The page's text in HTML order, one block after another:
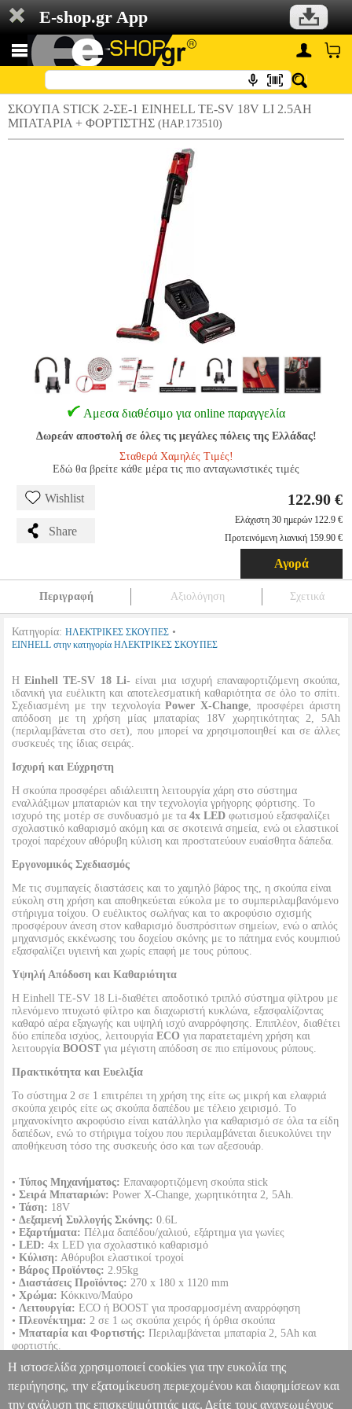
E-shop.gr App
ΣΚΟΥΠΑ STICK 2-ΣΕ-1 EINHELL TE-SV 18V LI 2.5AH
ΜΠΑΤΑΡΙΑ + ΦΟΡΤΙΣΤΗΣ (HAP.173510)
Αμεσα διαθέσιμο για online παραγγελία
Δωρεάν αποστολή σε όλες τις μεγάλες πόλεις της Ελλάδας!
Σταθερά Χαμηλές Τιμές!
Εδώ θα βρείτε κάθε μέρα τις πιο ανταγωνιστικές τιμές
Wishlist
Share
122.90 €
Ελάχιστη 30 ημερών 122.9 €
Προτεινόμενη λιανική 159.90 €
Αγορά
Περιγραφή Αξιολόγηση Σχετικά
Κατηγορία: ΗΛΕΚΤΡΙΚΕΣ ΣΚΟΥΠΕΣ •
EINHELL στην κατηγορία ΗΛΕΚΤΡΙΚΕΣ ΣΚΟΥΠΕΣ
ΗEinhell TE-SV 18 Li- είναι μια ισχυρή επαναφορτιζόμενη σκούπα,
ιδανική για ευέλικτη και αποτελεσματική καθαριότητα σε όλο το σπίτι.
Σχεδιασμένη με την τεχνολογίαPower X-Change, προσφέρει άριστη
απόδοση με τη χρήση μίας μπαταρίας 18V χωρητικότητας 2, 5Ah
(περιλαμβάνεται στο σετ), που μπορεί να χρησιμοποιηθεί και σε άλλες
συσκευές της ίδιας σειράς.
Ισχυρή και Εύχρηστη
Η σκούπα προσφέρει αδιάλειπτη λειτουργία χάρη στο σύστημα
εναλλάξιμων μπαταριών και την τεχνολογία γρήγορης φόρτισης. Το
ισχυρό της μοτέρ σε συνδυασμό με τα 4x LED φωτισμού εξασφαλίζει
σχολαστικό καθαρισμό ακόμη και σε σκοτεινά σημεία, ενώ οι ελαστικοί
τροχοί παρέχουν αθόρυβη κύλιση και προστατεύουν ευαίσθητα δάπεδα.
Εργονομικός Σχεδιασμός
Με τις συμπαγείς διαστάσεις και το χαμηλό βάρος της, η σκούπα είναι
εύκολη στη χρήση και αποθηκεύεται εύκολα με το συμπεριλαμβανόμενο
στήριγμα τοίχου. Ο ευέλικτος σωλήνας και το ακροφύσιο σχισμής
προσφέρουν άνεση στον καθαρισμό δυσπρόσιτων σημείων, ενώ ο απλός
μηχανισμός εκκένωσης του δοχείου σκόνης με το πάτημα ενός κουμπιού
εξασφαλίζει υγιεινή και χωρίς επαφή με τους ρύπους.
Υψηλή Απόδοση και Καθαριότητα
Η Einhell TE-SV 18 Li-διαθέτει αποδοτικό τριπλό σύστημα φίλτρου με
πλενόμενο πτυχωτό φίλτρο και διαχωριστή κυκλώνα, εξασφαλίζοντας
καθαρό αέρα εξαγωγής και υψηλή ισχύ αναρρόφησης. Επιπλέον, διαθέτει
δύο επίπεδα ισχύος, λειτουργία ECO για παρατεταμένη χρήση και
λειτουργία BOOST για μέγιστη απόδοση σε πιο επίμονους ρύπους.
Πρακτικότητα και Ευελιξία
Το σύστημα 2 σε 1 επιτρέπει τη χρήση της είτε ως μικρή και ελαφριά
σκούπα χειρός είτε ως σκούπα δαπέδου με τέλειο χειρισμό. Το
μηχανοκίνητο ακροφύσιο είναι κατάλληλο για καθαρισμό σε όλα τα είδη
δαπέδων, ενώ το στήριγμα τοίχου που περιλαμβάνεται διευκολύνει την
αποθήκευση τόσο της συσκευής όσο και των αξεσουάρ.
• Τύπος Μηχανήματος: Επαναφορτιζόμενη σκούπα stick
• Σειρά Μπαταριών: Power X-Change, χωρητικότητα 2, 5Ah.
• Τάση: 18V
• Δεξαμενή Συλλογής Σκόνης: 0.6L
• Εξαρτήματα: Πέλμα δαπέδου/χαλιού, εξάρτημα για γωνίες
• LED: 4x LED για σχολαστικό καθαρισμό
• Κύλιση: Αθόρυβοι ελαστικοί τροχοί
• Βάρος Προϊόντος: 2.95kg
• Διαστάσεις Προϊόντος: 270 x 180 x 1120 mm
• Χρώμα: Κόκκινο/Μαύρο
• Λειτουργία: ECO ή BOOST για προσαρμοσμένη αναρρόφηση
• Πλεονέκτημα: 2 σε 1 ως σκούπα χειρός ή όρθια σκούπα
• Μπαταρία και Φορτιστής: Περιλαμβάνεται μπαταρία 2, 5Ah και
φορτιστής.
αξεσουάρ
•Εγγύηση: 2 έτη.DOA 7 ημερών
Η ιστοσελίδα χρησιμοποιεί cookies για την ευκολία της
περιήγησης, την εξατομίκευση περιεχομένου και διαφημίσεων και
την ανάλυση της επισκεψιμότητάς μας. Δείτε τους ανανεωμένους